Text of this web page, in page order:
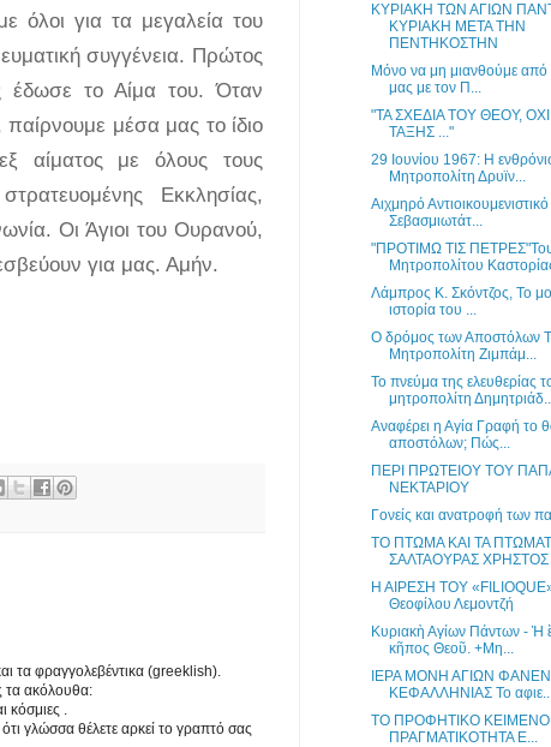
όλοι για τα μεγαλεία του
συγγένεια. Πρώτος
έδωσε το Αίμα του. Όταν
παίρνουμε μέσα μας το ίδιο
αίματος με όλους τους
Εκκλησίας,
Οι Άγιοι του Ουρανού,
για μας. Αμήν.
τα φραγγολεβέντικα (greeklish).
τα ακόλουθα:
κόσμιες .
γλώσσα θέλετε αρκεί το γραπτό σας
ΚΥΡΙΑΚΗ ΤΩΝ ΑΓΙΩΝ
ΚΥΡΙΑΚΗ ΜΕΤΑ ΤΗΝ
ΠΕΝΤΗΚΟΣΤΗΝ
Μόνο να μη μιανθούμε από
μας με τον Π...
"ΤΑ ΣΧΕΔΙΑ ΤΟΥ ΘΕΟΥ,
ΤΑΞΗΣ ..."
29 Ιουνίου 1967: Η
Μητροπολίτη Δρυϊν...
Αιχμηρό
Σεβασμιωτάτ...
"ΠΡΟΤΙΜΩ ΤΙΣ
Μητροπολίτου
Λάμπρος Κ. Σκόντζος, Το
ιστορία του ...
Ο δρόμος των Αποστόλων
Μητροπολίτη Ζιμπάμ...
Το πνεύμα της ελευθερίας
μητροπολίτη
Αναφέρει η Αγία Γραφή το
αποστόλων; Πώς...
ΠΕΡΙ ΠΡΩΤΕΙΟΥ ΤΟΥ
ΝΕΚΤΑΡΙΟΥ
Γονείς και ανατροφή των
ΤΟ ΠΤΩΜΑ ΚΑΙ ΤΑ
ΣΑΛΤΑΟΥΡΑΣ ΧΡΗΣΤΟΣ
Η ΑΙΡΕΣΗ ΤΟΥ
Θεοφίλου Λεμοντζή
Κυριακὴ Αγίων Πάντων - Ἡ
κῆπος Θεοῦ. +Μη...
ΙΕΡΑ ΜΟΝΗ ΑΓΙΩΝ
ΚΕΦΑΛΛΗΝΙΑΣ Το
ΤΟ ΠΡΟΦΗΤΙΚΟ
ΠΡΑΓΜΑΤΙΚΟΤΗΤΑ Ε...